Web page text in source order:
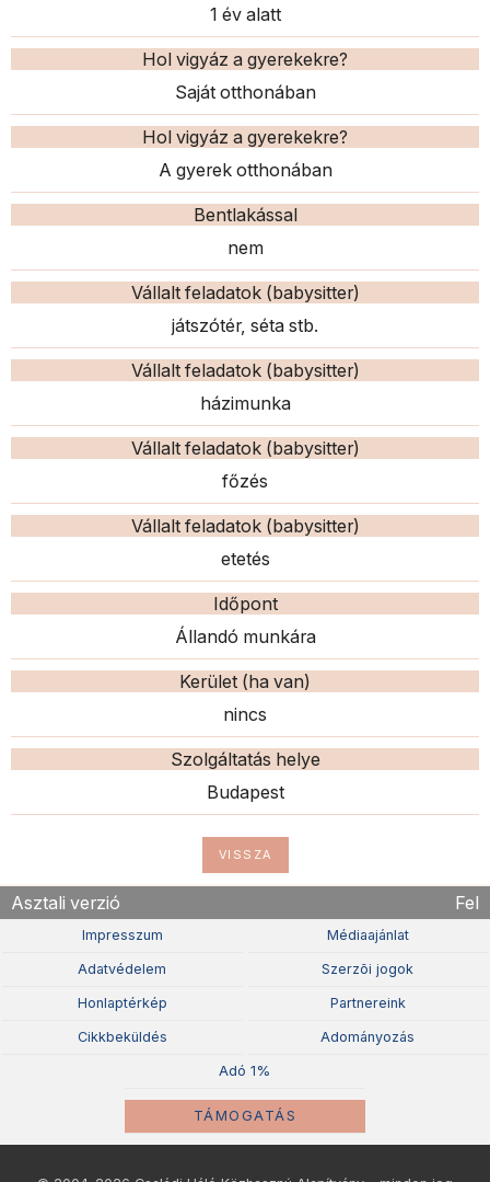
1 év alatt
Hol vigyáz a gyerekekre?
Saját otthonában
Hol vigyáz a gyerekekre?
A gyerek otthonában
Bentlakással
nem
Vállalt feladatok (babysitter)
játszótér, séta stb.
Vállalt feladatok (babysitter)
házimunka
Vállalt feladatok (babysitter)
főzés
Vállalt feladatok (babysitter)
etetés
Időpont
Állandó munkára
Kerület (ha van)
nincs
Szolgáltatás helye
Budapest
VISSZA
Asztali verzió Fel
Impresszum Médiaajánlat
Adatvédelem Szerzõi jogok
Honlaptérkép Partnereink
Cikkbeküldés Adományozás
Adó 1%
TÁMOGATÁS